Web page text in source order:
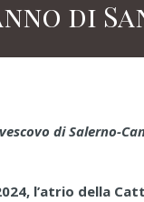
di
di Salerno-
l’atrio della